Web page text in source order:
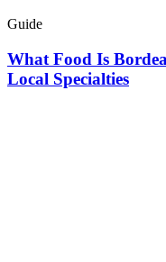
Guide
What Food Is
Local Specialties